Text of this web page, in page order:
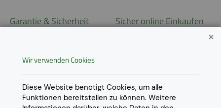
Garantie & Sicherheit
Datenschutz
Impressum
Sicher online Einkaufen
Lieferungen in weitere Länder
gerne aufAnfrage
Wir verwenden Cookies
Diese Website benötigt Cookies, um alle
Funktionen bereitstellen zu können. Weitere